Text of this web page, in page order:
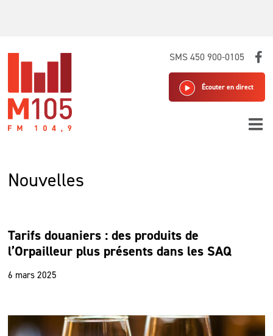
SMS 450 900-0105
Écouter en direct
Nouvelles
Tarifs douaniers : des produits de
l’Orpailleur plus présents dans les SAQ
6 mars 2025